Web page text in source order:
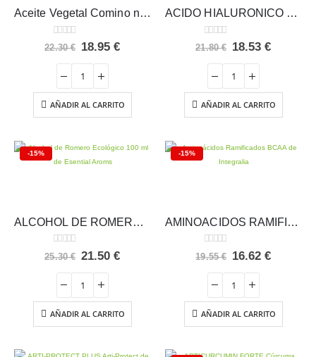
Aceite Vegetal Comino negro BIO Esential’Aroms 100 ml
0 out of 5
22.30€ El
era:
22.30 €.
18.95€El
18.95 €.
AÑADIR AL CARRITO
ACIDO HIALURONICO ESTADO PURO Tongil
out of 5
21.80€ El
era:
21.80 €.
18.53€El
18.53 €.
AÑADIR AL CARRITO
-15%
ALCOHOL DE ROMERO ECOLÓGICO 100 ml – Esential Aroms
0 out of 5
25.30€ El
original
era:
25.30 €.
21.50€El
21.50 €.
AÑADIR AL CARRITO
-15%
AMINOACIDOS RAMIFICADOS BCAA Integralia
0 out of 5
19.55€ El
original
era:
19.55 €.
16.62€El
16.62 €.
AÑADIR AL CARRITO